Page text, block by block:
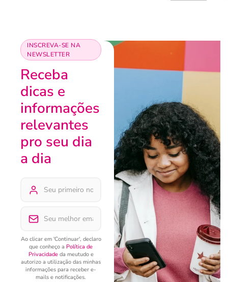
INSCREVA-SE NA
NEWSLETTER
Receba
dicas e
informações
relevantes
pro seu dia
a dia
Ao clicar em 'Continuar', declaro
que conheço a Política de
Privacidadeda meutudo e
autorizo a utilização das minhas
informações para receber e-
mails e notificações.